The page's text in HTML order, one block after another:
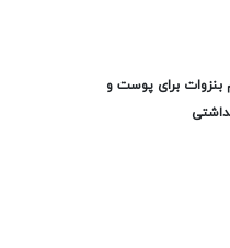
برای پوست و